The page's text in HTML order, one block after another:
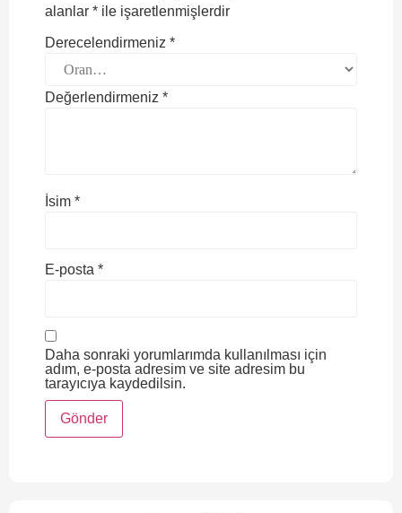
alanlar * ile işaretlenmişlerdir
Derecelendirmeniz *
Değerlendirmeniz *
İsim *
E-posta *
Daha sonraki yorumlarımda kullanılması için
adım, e-posta adresim ve site adresim bu
tarayıcıya kaydedilsin.